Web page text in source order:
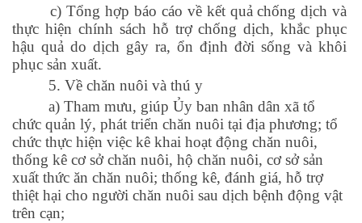
c) Tổng hợp báo cáo về kết quả chống dịch và
thực hiện chính sách hỗ trợ chống dịch, khắc phục
hậu quả do dịch gây ra, ổn định đời sống và khôi
phục sản xuất.
5. Về chăn nuôi và thú y
a) Tham mưu, giúp Ủy ban nhân dân xã tổ
chức quản lý, phát triển chăn nuôi tại địa phương; tổ
chức thực hiện việc kê khai hoạt động chăn nuôi,
thống kê cơ sở chăn nuôi, hộ chăn nuôi, cơ sở sản
xuất thức ăn chăn nuôi; thống kê, đánh giá, hỗ trợ
thiệt hại cho người chăn nuôi sau dịch bệnh động vật
trên cạn;